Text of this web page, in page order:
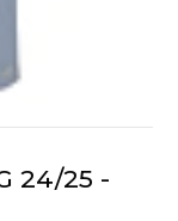
24/25 -